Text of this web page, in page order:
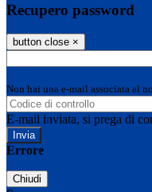
Recupero password
button close ×
Non hai una e-mail associata al
E-mail inviata, si prega di
Errore
Chiudi